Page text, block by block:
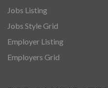
Jobs Listing
Jobs Style Grid
Employer Listing
Employers Grid